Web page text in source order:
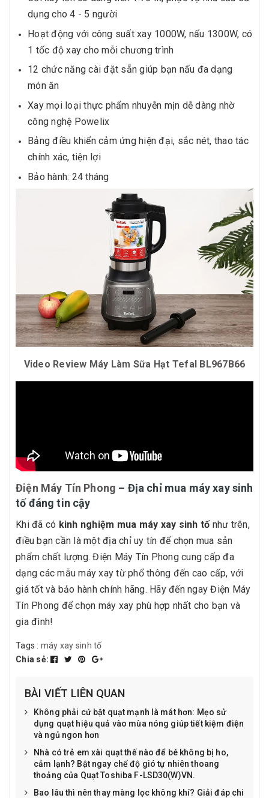
dụng cho 4 - 5 người
Hoạt động với công suất xay 1000W, nấu 1300W, có
1 tốc độ xay cho mỗi chương trình
12 chức năng cài đặt sẵn giúp bạn nấu đa dạng
món ăn
Xay mọi loại thực phẩm nhuyễn mịn dễ dàng nhờ
công nghệ Powelix
Bảng điều khiển cảm ứng hiện đại, sắc nét, thao tác
chính xác, tiện lợi
Bảo hành: 24 tháng
Video Review Máy Làm Sữa Hạt Tefal BL967B66
Điện Máy Tín Phong – Địa chỉ mua máy xay sinh
tố đáng tin cậy
Khi đã có kinh nghiệm mua máy xay sinh tốnhư trên,
điều bạn cần là một địa chỉ uy tín để chọn mua sản
phẩm chất lượng. Điện Máy Tín Phong cung cấp đa
dạng các mẫu máy xay từ phổ thông đến cao cấp, với
giá tốt và bảo hành chính hãng. Hãy đến ngay Điện Máy
Tín Phong để chọn máy xay phù hợp nhất cho bạn và
gia đình!
Tags : máy xay sinh tố
Chia sẻ:
BÀI VIẾT LIÊN QUAN
Không phải cứ bật quạt mạnh là mát hơn: Mẹo sử
dụng quạt hiệu quả vào mùa nóng giúp tiết kiệm điện
và ngủ ngon hơn
Nhà có trẻ em xài quạt thế nào để bé không bị ho,
cảm lạnh? Bật ngay chế độ gió tự nhiên thoang
thoảng của Quạt Toshiba F-LSD30(W)VN.
Bao lâu thì nên thay màng lọc không khí? Giải đáp chi